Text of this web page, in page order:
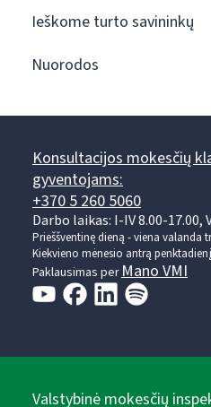
Ieškome turto savininkų
Nuorodos
Konsultacijos mokesčių
gyventojams:
+370 5 260 5060
Darbo laikas: I-IV 8.00-17.00,
Prieššventinę dieną - viena valanda
Kiekvieno mėnesio antrą
Paklausimas per Mano VMI
Valstybinė mokesčių